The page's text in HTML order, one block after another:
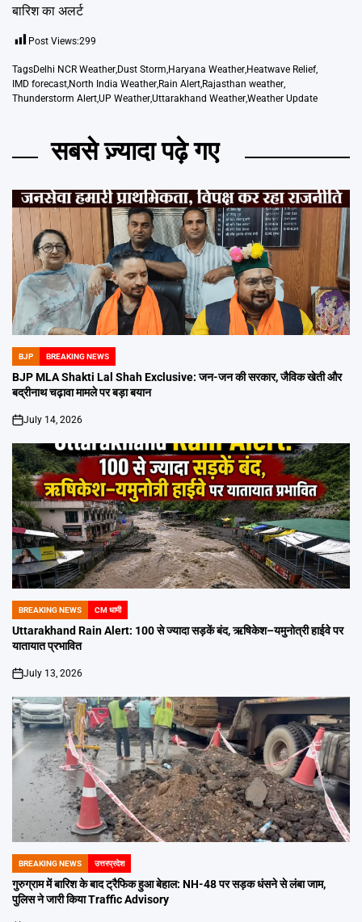
बारिश का अलर्ट
Post Views:299
TagsDelhi NCR Weather Dust Storm Haryana Weather Heatwave Relief,
IMD forecast North India Weather Rain Alert Rajasthan weather
Thunderstorm AlertUP WeatherUttarakhand WeatherWeather Update
सबसे ज़्यादा पढ़े गए
POSTED
IN
BJP BREAKING NEWS
BJP MLA Shakti Lal Shah Exclusive: जन-जन की सरकार, जैविक खेती और
बद्रीनाथ चढ़ावा मामले पर बड़ा बयान
on
July 14, 2026
POSTED
IN
BREAKING NEWS CM धामी
Uttarakhand Rain Alert: 100 से ज्यादा सड़कें बंद, ऋषिकेश–यमुनोत्री हाईवे पर
यातायात प्रभावित
on
July 13, 2026
POSTED
IN
BREAKING NEWS उत्तरप्रदेश
गुरुग्राम में बारिश के बाद ट्रैफिक हुआ बेहाल: NH-48 पर सड़क धंसने से लंबा जाम,
पुलिस ने जारी किया Traffic Advisory